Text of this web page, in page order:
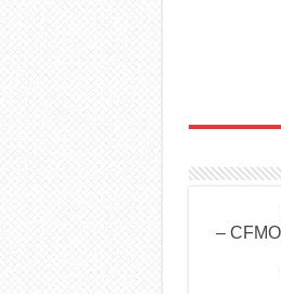
ל־CFMOTO 800MT-X –